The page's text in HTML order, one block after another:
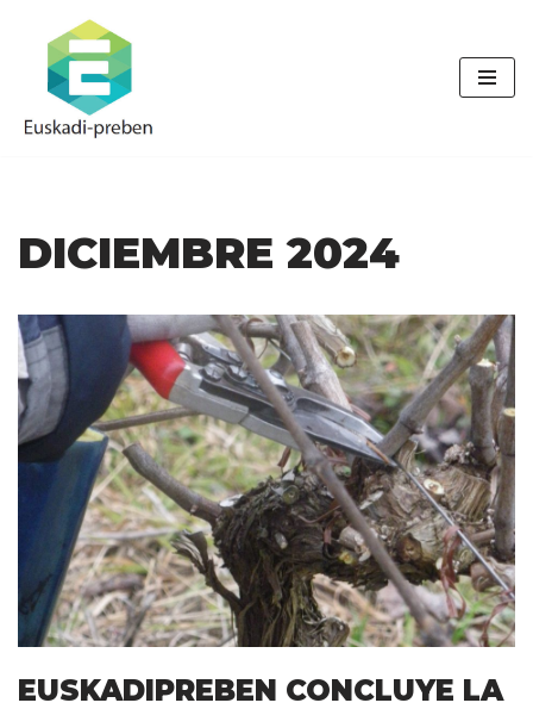
Saltar
contenido
DICIEMBRE 2024
EUSKADIPREBEN CONCLUYE LA